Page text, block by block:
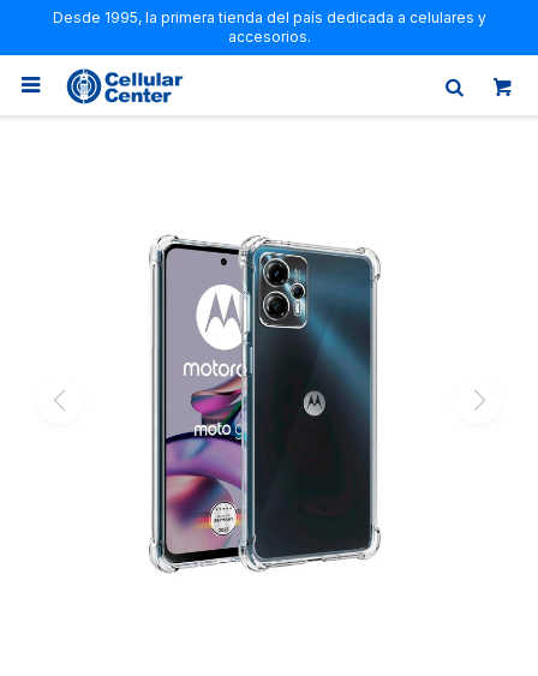
Desde 1995, la primera tienda del país dedicada a celulares y
accesorios.
